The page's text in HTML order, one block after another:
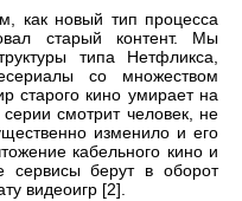
как новый тип процесса
старый контент. Мы
типа Нетфликса,
со множеством
старого кино умирает на
смотрит человек, не
изменило и его
кабельного кино и
сервисы берут в оборот
видеоигр [2].